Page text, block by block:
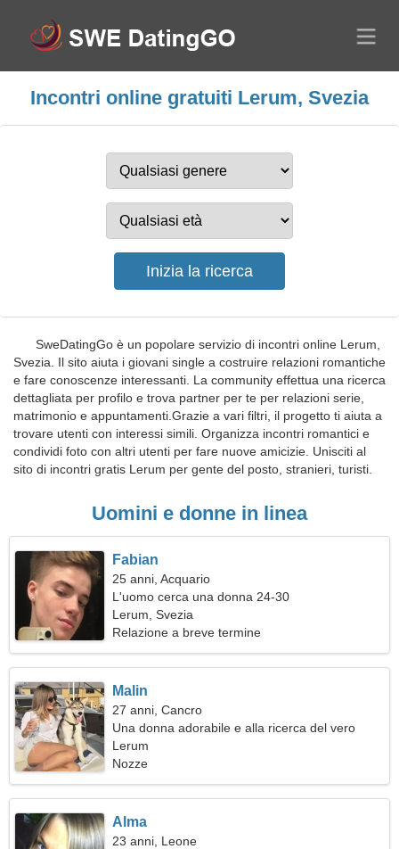
Incontri online gratuiti Lerum, Svezia
SweDatingGo è un popolare servizio di incontri online Lerum,
Svezia. Il sito aiuta i giovani single a costruire relazioni romantiche
e fare conoscenze interessanti. La community effettua una ricerca
dettagliata per profilo e trova partner per te per relazioni serie,
matrimonio e appuntamenti.Grazie a vari filtri, il progetto ti aiuta a
trovare utenti con interessi simili. Organizza incontri romantici e
condividi foto con altri utenti per fare nuove amicizie. Unisciti al
sito di incontri gratis Lerum per gente del posto, stranieri, turisti.
Uomini e donne in linea
Fabian
25 anni, Acquario
L'uomo cerca una donna 24-30
Lerum, Svezia
Relazione a breve termine
Malin
27 anni, Cancro
Una donna adorabile e alla ricerca del vero
amore
Lerum
Nozze
Alma
23 anni, Leone